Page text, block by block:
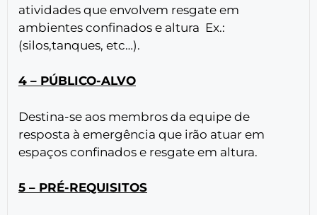
atividades que envolvem resgate em
ambientes confinados e altura Ex.:
(silos,tanques, etc…).
4 – PÚBLICO-ALVO
Destina-se aos membros da equipe de
resposta à emergência que irão atuar em
espaços confinados e resgate em altura.
5 – PRÉ-REQUISITOS